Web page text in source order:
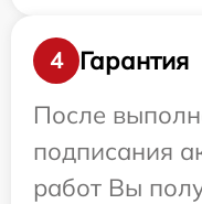
4
Гарантия
После
подписания
работ Вы